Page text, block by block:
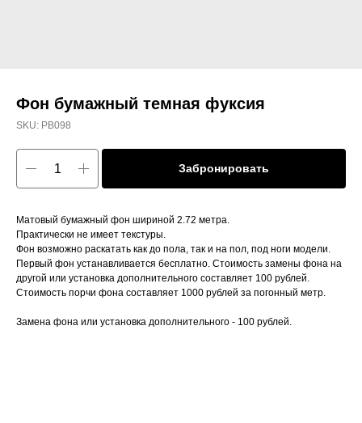
Фон бумажный темная фуксия
SKU: PB098
Забронировать
Матовый бумажный фон шириной 2.72 метра.
Практически не имеет текстуры.
Фон возможно раскатать как до пола, так и на пол, под ноги модели.
Первый фон устанавливается бесплатно. Стоимость замены фона на
другой или установка дополнительного составляет 100 рублей.
Стоимость порчи фона составляет 1000 рублей за погонный метр.
Замена фона или установка дополнительного - 100 рублей.